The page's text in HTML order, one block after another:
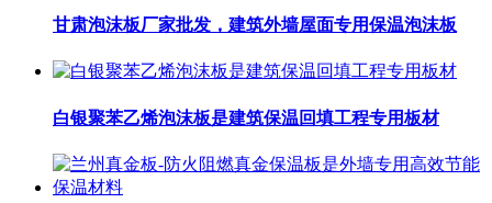
甘肃泡沫板厂家批发，建筑外墙屋面专用保温泡沫板
白银聚苯乙烯泡沫板是建筑保温回填工程专用板材